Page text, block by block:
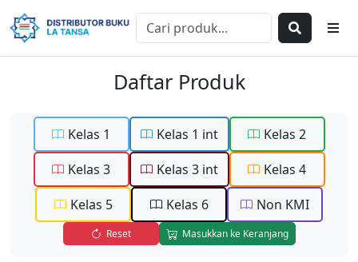
Daftar Produk
Kelas 1 Kelas 1 int
Kelas 2
Kelas 3
Kelas 3 int
Kelas 4
Kelas 5
Kelas 6 Non KMI
Reset Masukkan ke Keranjang